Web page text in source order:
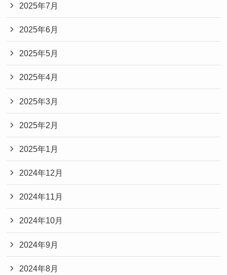
2025年7月
2025年6月
2025年5月
2025年4月
2025年3月
2025年2月
2025年1月
2024年12月
2024年11月
2024年10月
2024年9月
2024年8月